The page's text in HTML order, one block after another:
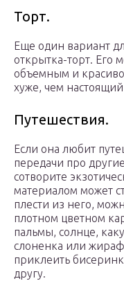
Торт.
Еще один вариант
открытка-торт. Его
объемным и красиво
хуже, чем
Путешествия.
Если она любит
передачи про
сотворите
материалом может
плести из него,
плотном цветном
пальмы, солнце,
слоненка или
приклеить
другу.